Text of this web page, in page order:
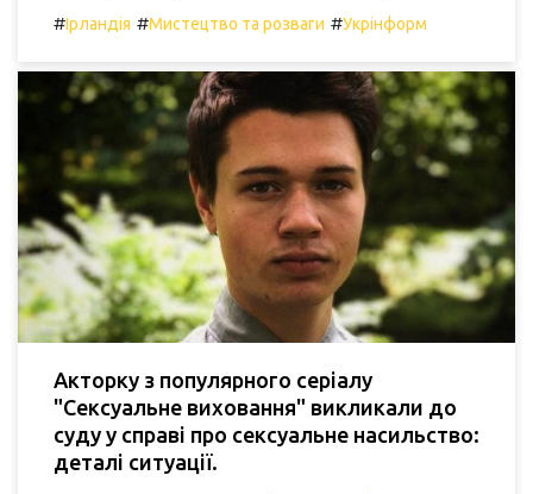
#Ірландія #Мистецтво та розваги #Укрінформ
Акторку з популярного серіалу
"Сексуальне виховання" викликали до
суду у справі про сексуальне насильство:
деталі ситуації.